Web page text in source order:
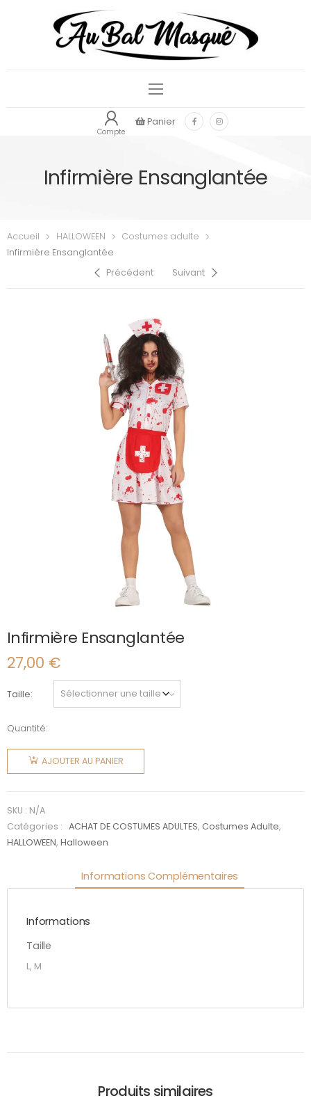
Compte
Panier
Infirmière Ensanglantée
Accueil HALLOWEEN
Costumes adulte
Infirmière Ensanglantée
Précédent
Suivant
Infirmière Ensanglantée
27,00 €
Taille
Quantité:
quantité
Infirmière
AJOUTER AU PANIER
SKU : N/A
Catégories :
ACHAT DE COSTUMES ADULTES, Costumes Adulte,
HALLOWEEN, Halloween
Informations Complémentaires
Informations
Taille
L, M
Produits similaires